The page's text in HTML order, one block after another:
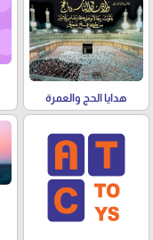
هدايا الحج والعمرة